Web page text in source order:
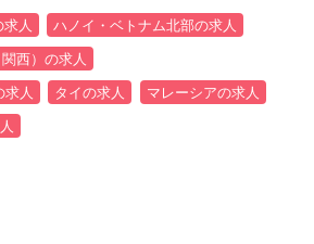
人
ハノイ・ベトナム北部の求人
西）の求人
求人 タイの求人
マレーシアの求人